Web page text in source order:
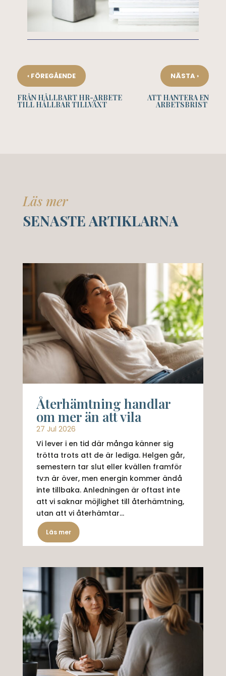
‹FÖREGÅENDE
FRÅN HÅLLBART HR-ARBETE
TILL HÅLLBAR TILLVÄXT
NÄSTA ›
ATT HANTERA EN
ARBETSBRIST
Läs mer
SENASTE ARTIKLARNA
Återhämtning handlar
om mer än att vila
27 Jul 2026
Vi lever i en tid där många känner sig
trötta trots att de är lediga. Helgen går,
semestern tar slut eller kvällen framför
tv:n är över, men energin kommer ändå
inte tillbaka. Anledningen är oftast inte
att vi saknar möjlighet till återhämtning,
utan att vi återhämtar...
Läs mer